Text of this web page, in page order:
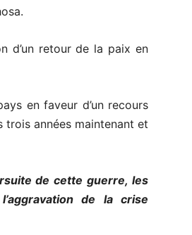
d’un retour de la paix en
en faveur d’un recours
années maintenant et
de cette guerre, les
de la crise